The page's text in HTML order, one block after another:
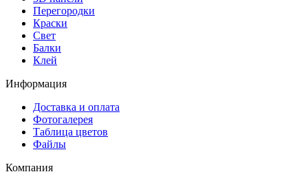
Перегородки
Краски
Свет
Балки
Клей
Информация
Доставка и оплата
Фотогалерея
Таблица цветов
Файлы
Компания